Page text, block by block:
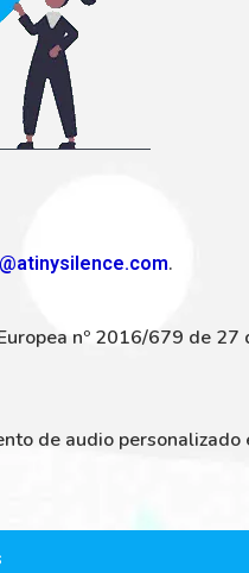
.
nº 2016/679 de
de audio